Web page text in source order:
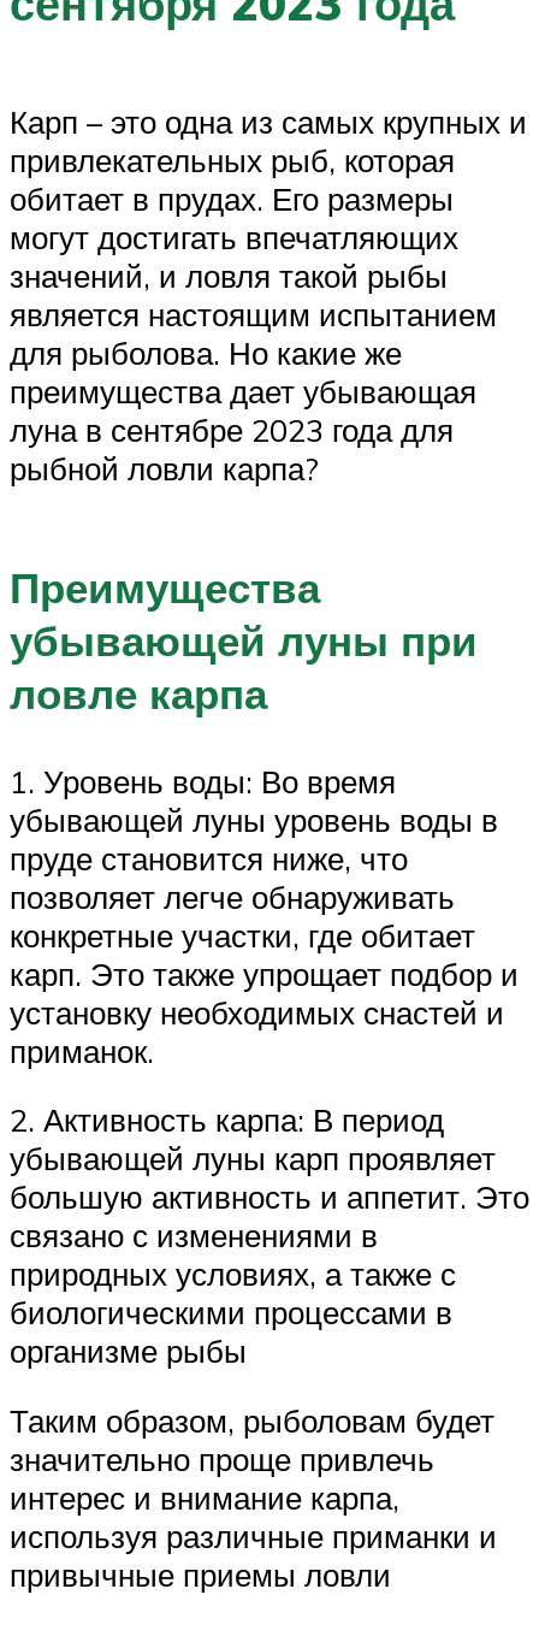
Карп – это одна из самых крупных и
привлекательных рыб, которая
обитает в прудах. Его размеры
могут достигать впечатляющих
значений, и ловля такой рыбы
является настоящим испытанием
для рыболова. Но какие же
преимущества дает убывающая
луна в сентябре 2023 года для
рыбной ловли карпа?
Преимущества
убывающей луны при
ловле карпа
1. Уровень воды: Во время
убывающей луны уровень воды в
пруде становится ниже, что
позволяет легче обнаруживать
конкретные участки, где обитает
карп. Это также упрощает подбор и
установку необходимых снастей и
приманок.
2. Активность карпа: В период
убывающей луны карп проявляет
большую активность и аппетит. Это
связано с изменениями в
природных условиях, а также с
биологическими процессами в
организме рыбы
Таким образом, рыболовам будет
значительно проще привлечь
интерес и внимание карпа,
используя различные приманки и
привычные приемы ловли